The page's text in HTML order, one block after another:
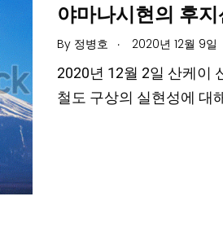
야마나시현의 후
By 정병호 . 2020년 12월 9일
2020년 12월 2일 산케이
철도 구상의 실현성에 대